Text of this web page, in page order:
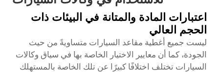
اعتبارات المادة والمتانة في البيئات ذات
الحجم العالي
ليست جميع أغطية مقاعد السيارات متساويةً من حيث
الجودة، كما أن معايير الاختيار الخاصة بها في سياق وكالات
السيارات تختلف اختلافًا كبيرًا عن تلك الخاصة بالمستهلك